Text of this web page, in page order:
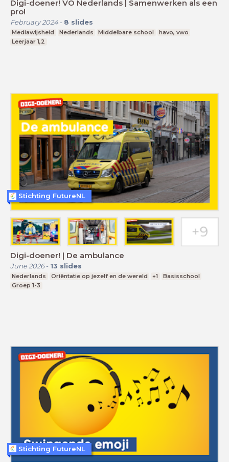
Digi-doener! VO Nederlands | Samenwerken als een
pro!
February 2024- 8 slides
Mediawijsheid Nederlands Middelbare school
havo, vwo
Leerjaar 1,2
Digi-doener! | De ambulance
June 2026- 13 slides
Nederlands Oriëntatie op jezelf en de wereld +1
Basisschool
Groep 1-3
Stichting FutureNL
Stichting FutureNL